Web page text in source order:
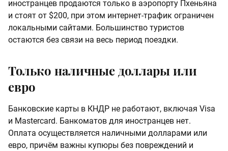
иностранцев продаются только в аэропорту Пхеньяна
и стоят от $200, при этом интернет-трафик ограничен
локальными сайтами. Большинство туристов
остаются без связи на весь период поездки.
Только наличные доллары или
евро
Банковские карты в КНДР не работают, включая Visa
и Mastercard. Банкоматов для иностранцев нет.
Оплата осуществляется наличными долларами или
евро, причём важны купюры без повреждений и